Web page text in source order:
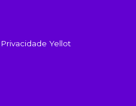
Yellot